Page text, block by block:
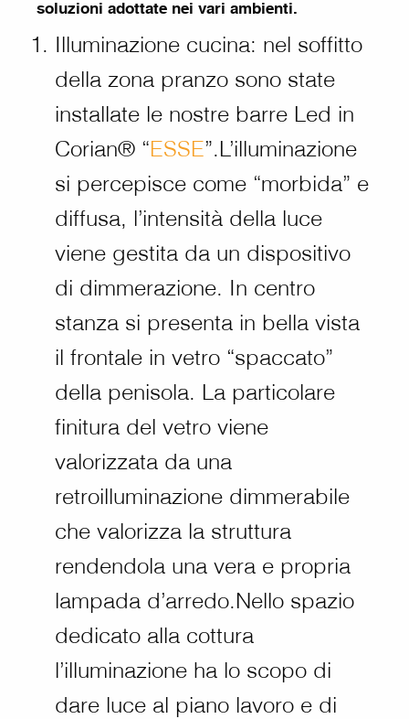
soluzioni adottate nei vari ambienti.
Illuminazione cucina: nel soffitto
della zona pranzo sono state
installate le nostre barre Led in
Corian® “ESSE”.L’illuminazione
si percepisce come “morbida” e
diffusa, l’intensità della luce
viene gestita da un dispositivo
di dimmerazione. In centro
stanza si presenta in bella vista
il frontale in vetro “spaccato”
della penisola. La particolare
finitura del vetro viene
valorizzata da una
retroilluminazione dimmerabile
che valorizza la struttura
rendendola una vera e propria
lampada d’arredo.Nello spazio
dedicato alla cottura
l’illuminazione ha lo scopo di
dare luce al piano lavoro e di